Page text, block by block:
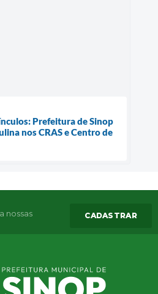
Prefeitura de Sinop
nos CRAS e Centro de
nossas
CADASTRAR